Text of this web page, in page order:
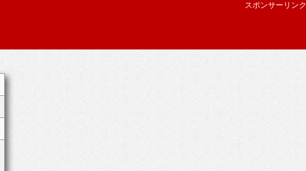
スポンサーリンク